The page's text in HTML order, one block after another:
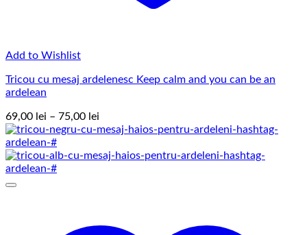
Add to Wishlist
Tricou cu mesaj ardelenesc Keep calm and you can be an
ardelean
69,00 lei – 75,00 lei
de
69,00 lei